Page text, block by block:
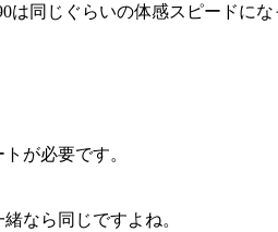
は同じぐらいの体感スピードに
が必要です。
なら同じですよね。